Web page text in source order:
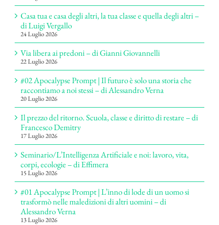
Casa tua e casa degli altri, la tua classe e quella degli altri –
di Luigi Vergallo
24 Luglio 2026
Via libera ai predoni – di Gianni Giovannelli
22 Luglio 2026
#02 Apocalypse Prompt | Il futuro è solo una storia che
raccontiamo a noi stessi – di Alessandro Verna
20 Luglio 2026
Il prezzo del ritorno. Scuola, classe e diritto di restare – di
Francesco Demitry
17 Luglio 2026
Seminario/L’Intelligenza Artificiale e noi: lavoro, vita,
corpi, ecologie – di Effimera
15 Luglio 2026
#01 Apocalypse Prompt | L’inno di lode di un uomo si
trasformò nelle maledizioni di altri uomini – di
Alessandro Verna
13 Luglio 2026